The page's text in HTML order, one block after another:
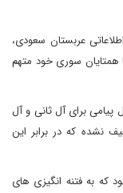
عربستان سعودی،
همتایان سوری خود متهم
پیامی برای آل ثانی و آل
نشده که در برابر این
که به فتنه انگیزی های